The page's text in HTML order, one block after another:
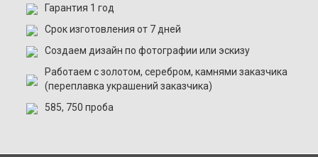
Гарантия 1 год
Срок изготовления от 7 дней
Создаем дизайн по фотографии или эскизу
Работаем с золотом, серебром, камнями заказчика
(переплавка украшений заказчика)
585, 750 проба